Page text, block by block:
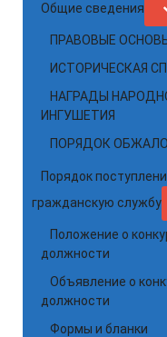
Общие сведения
ПРАВОВЫЕ
ИСТОРИЧЕСКАЯ
НАГРАДЫ
ИНГУШЕТИЯ
ПОРЯДОК
Порядок
гражданскую службу
Положение о
должности
Объявление о
должности
Формы и бланки